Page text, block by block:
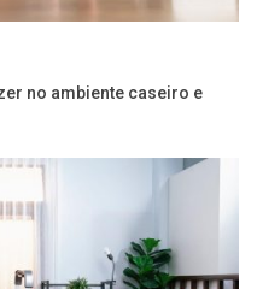
no ambiente caseiro e